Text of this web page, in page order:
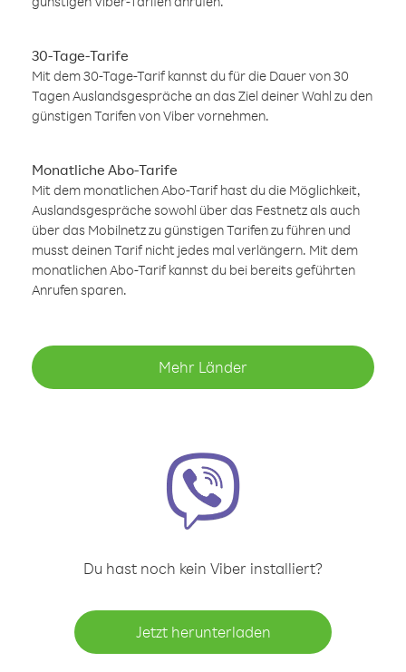
30-Tage-Tarife
Mit dem 30-Tage-Tarif kannst du für die Dauer von 30
Tagen Auslandsgespräche an das Ziel deiner Wahl zu den
günstigen Tarifen von Viber vornehmen.
Monatliche Abo-Tarife
Mit dem monatlichen Abo-Tarif hast du die Möglichkeit,
Auslandsgespräche sowohl über das Festnetz als auch
über das Mobilnetz zu günstigen Tarifen zu führen und
musst deinen Tarif nicht jedes mal verlängern. Mit dem
monatlichen Abo-Tarif kannst du bei bereits geführten
Anrufen sparen.
Mehr Länder
Du hast noch kein Viber installiert?
Jetzt herunterladen